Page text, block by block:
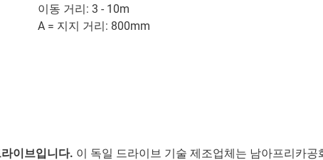
이동 거리: 3 - 10m
A = 지지 거리: 800mm
이브입니다. 이 독일 드라이브 기술 제조업체는 남아프리카